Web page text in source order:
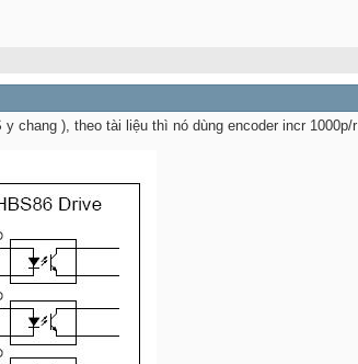
chang ), theo tài liệu thì nó dùng encoder incr 1000p/r